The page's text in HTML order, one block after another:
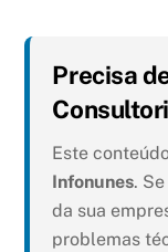
Precisa
Este
Infonunes.
da sua
problemas